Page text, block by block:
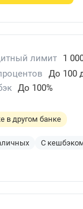
лимит 1
До 100
До 100%
в другом банке
С